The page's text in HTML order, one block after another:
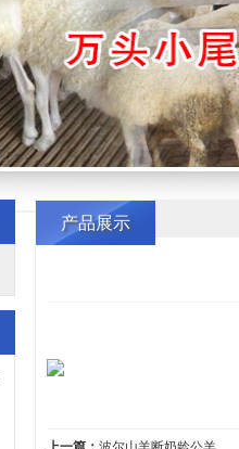
产品展示